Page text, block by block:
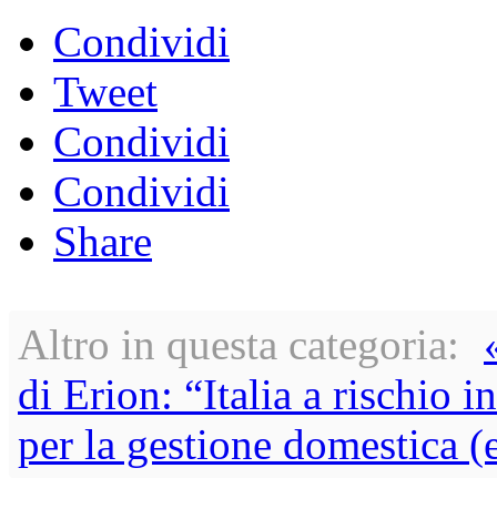
Condividi
Tweet
Condividi
Condividi
Share
Altro in questa categoria:
di Erion: “Italia a rischio
per la gestione domestica